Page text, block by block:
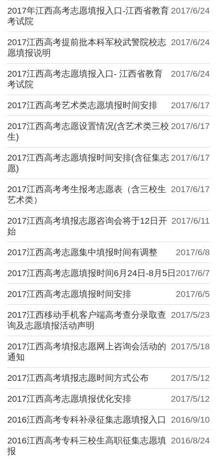
2017/6/24
2017年江西高考志愿填报入口-江西省教育
考试院
2017/6/24
2017江西高考提前批本科军校武警院校志
愿填报说明
2017/6/24
2017江西高考志愿填报入口- 江西省教育
考试院
2017/6/17
2017江西高考艺术类志愿填报时间安排
2017/6/17
2017江西高考志愿设置情况(含艺术类三校
生)
2017/6/17
2017江西高考志愿填报时间安排(含征集志
愿)
2017/6/17
2017江西高考考生报考志愿表（含三校生
艺术类）
2017/6/11
2017江西高考填报志愿咨询会将于12日开
始
2017/6/8
2017江西高考志愿集中填报时间有调整
2017/6/7
2017江西高考志愿填报时间6月24日-8月5日
2017/6/5
2017江西高考志愿填报时间安排
2017/5/23
2017江西移动手机客户端高考查分录取查
询及志愿填报活动声明
2017/5/18
2017江西高考填报志愿网上咨询会活动的
通知
2017/5/12
2017江西高考填报志愿时间方式公布
2017/5/12
2017江西高考志愿填报优化安排
2016/9/10
2016江西高考专科补录征集志愿填报入口
2016/8/24
2016江西高考专科三校生高职征集志愿填
报